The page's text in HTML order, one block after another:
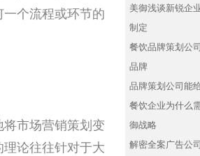
个流程或环节的
市场营销策划变
论往往针对于大
美御浅谈新锐企
制定
餐饮品牌策划公
品牌
品牌策划公司能
餐饮企业为什么
御战略
解密全案广告公